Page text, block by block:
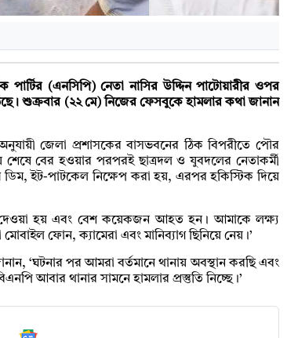
পার্টির (এনসিপি) নেতা নাসির উদ্দিন পাটোয়ারীর ওপর
শুক্রবার (২২ মে) নিজের ফেসবুকে হামলার কথা জানান
অনুযায়ী জেলা প্রশাসকের বাসভবনের ঠিক বিপরীতে পৌর
বের হওয়ার পরপরই ছাত্রদল ও যুবদলের নেতাকর্মী
ইট-পাটকেল নিক্ষেপ করা হয়, এরপর হকিস্টিক দিয়ে
দেওয়া হয় এবং বেশ কয়েকজন আহত হন। আমাকে লক্ষ্য
ফোন, ক্যামেরা এবং মানিব্যাগ ছিনিয়ে নেয়।’
‘ঘটনার পর আমরা বর্তমানে থানায় অবস্থান করছি এবং
আবার থানার সামনে হামলার প্রস্তুতি নিচ্ছে।’